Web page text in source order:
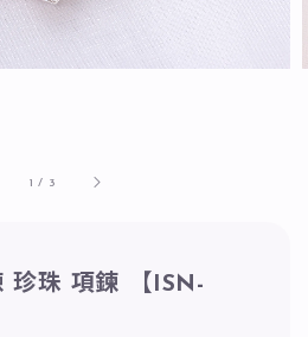
1 / 3
珍珠 項鍊 【ISN-